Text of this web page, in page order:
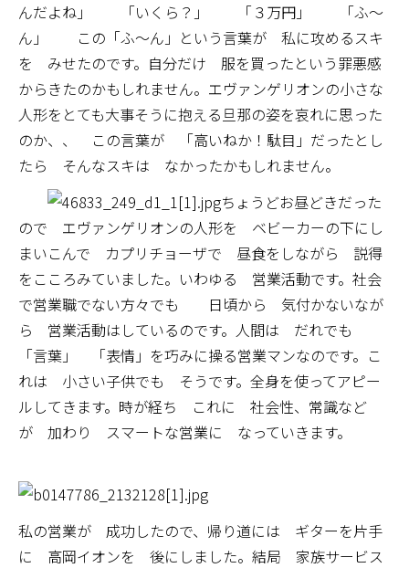
んだよね」 「いくら？」 「３万円」 「ふ～
ん」 この「ふ～ん」という言葉が 私に攻めるスキ
を みせたのです。自分だけ 服を買ったという罪悪感
からきたのかもしれません。エヴァンゲリオンの小さな
人形をとても大事そうに抱える旦那の姿を哀れに思った
のか、、 この言葉が 「高いねか！駄目」だったとし
たら そんなスキは なかったかもしれません。
ちょうどお昼どきだった
ので エヴァンゲリオンの人形を ベビーカーの下にし
まいこんで カプリチョーザで 昼食をしながら 説得
をこころみていました。いわゆる 営業活動です。社会
で営業職でない方々でも 日頃から 気付かないなが
ら 営業活動はしているのです。人間は だれでも
「言葉」 「表情」を巧みに操る営業マンなのです。こ
れは 小さい子供でも そうです。全身を使ってアピー
ルしてきます。時が経ち これに 社会性、常識など
が 加わり スマートな営業に なっていきます。
私の営業が 成功したので、帰り道には ギターを片手
に 高岡イオンを 後にしました。結局 家族サービス